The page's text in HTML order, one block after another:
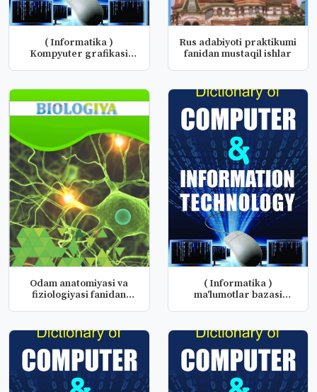
( Informatika )
Kompyuter grafikasi
Rus adabiyoti praktikumi
fanidan mustaqil ishlar
Odam anatomiyasi va
fiziologiyasi fanidan
( Informatika )
ma'lumotlar bazasi